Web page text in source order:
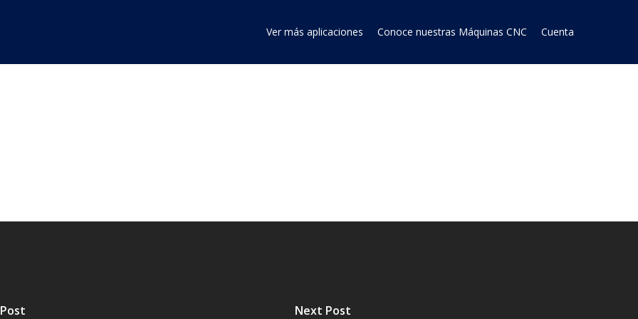
Ver más aplicaciones Conoce nuestras Máquinas CNC Cuenta
Next Post